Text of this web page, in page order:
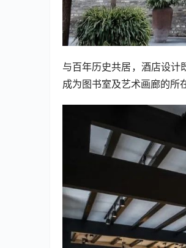
与百年历史共居，酒店设计
成为图书室及艺术画廊的所